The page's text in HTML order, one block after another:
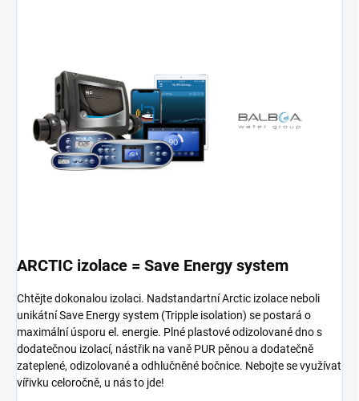
ARCTIC izolace = Save Energy system
Chtějte dokonalou izolaci. Nadstandartní Arctic izolace neboli
unikátní Save Energy system (Tripple isolation) se postará o
maximální úsporu el. energie. Plné plastové odizolované dno s
dodatečnou izolací, nástřik na vaně PUR pěnou a dodatečně
zateplené, odizolované a odhlučněné bočnice. Nebojte se využívat
vířivku celoročně, u nás to jde!